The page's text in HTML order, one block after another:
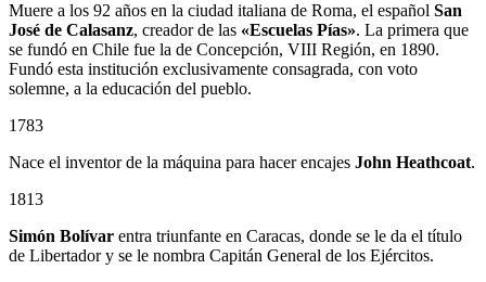
Muere a los 92 años en la ciudad italiana de Roma, el español San
José de Calasanz, creador de las «Escuelas Pías». La primera que
se fundó en Chile fue la de Concepción, VIII Región, en 1890.
Fundó esta institución exclusivamente consagrada, con voto
solemne, a la educación del pueblo.
1783
Nace el inventor de la máquina para hacer encajes John Heathcoat.
1813
Simón Bolívar entra triunfante en Caracas, donde se le da el título
de Libertador y se le nombra Capitán General de los Ejércitos.